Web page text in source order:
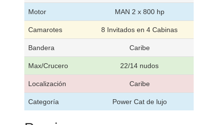
Motor MAN 2 x 800 hp
Camarotes 8 Invitados en 4 Cabinas
Bandera Caribe
Max/Crucero 22/14 nudos
Localización Caribe
Categoría Power Cat de lujo